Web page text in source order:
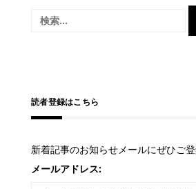
ー
ン
読者登録はこちら
新着記事のお知らせメールにぜひご登
メールアドレス: